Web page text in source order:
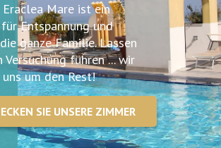
SIE UNSERE ZIMMER
Mare ist ein
Entspannung und
ganze Familie. Lassen
Versuchung führen ... wir
um den Rest!